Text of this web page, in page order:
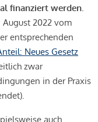
finanziert werden.
August 2022 vom
entsprechenden
Neues Gesetz
zwar
in der Praxis
auch